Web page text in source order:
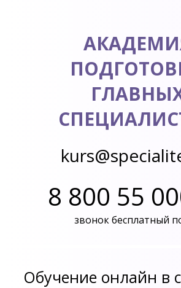
8 800 55
звонок бесплатный
Обучение онлайн в